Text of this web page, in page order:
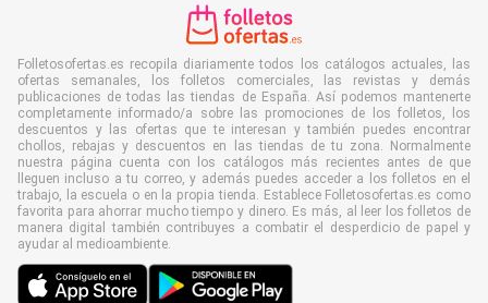
Folletosofertas.es recopila diariamente todos los catálogos actuales, las
ofertas semanales, los folletos comerciales, las revistas y demás
publicaciones de todas las tiendas de España. Así podemos mantenerte
completamente informado/a sobre las promociones de los folletos, los
descuentos y las ofertas que te interesan y también puedes encontrar
chollos, rebajas y descuentos en las tiendas de tu zona. Normalmente
nuestra página cuenta con los catálogos más recientes antes de que
lleguen incluso a tu correo, y además puedes acceder a los folletos en el
trabajo, la escuela o en la propia tienda. Establece Folletosofertas.es como
favorita para ahorrar mucho tiempo y dinero. Es más, al leer los folletos de
manera digital también contribuyes a combatir el desperdicio de papel y
ayudar al medioambiente.